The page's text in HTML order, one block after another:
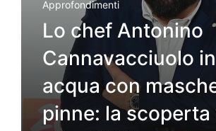
Approfondimenti
Lo chef Antonino
Cannavacciuolo in
acqua con
pinne: la scoperta